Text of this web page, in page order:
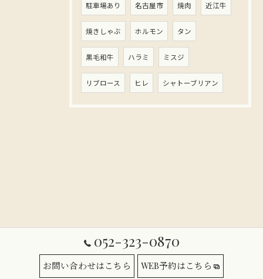
駐車場あり 名古屋市 焼肉 近江牛
焼きしゃぶ ホルモン タン
黒毛和牛 ハラミ ミスジ
リブロース ヒレ シャトーブリアン
052-323-0870
お問い合わせはこちら WEB予約はこちら